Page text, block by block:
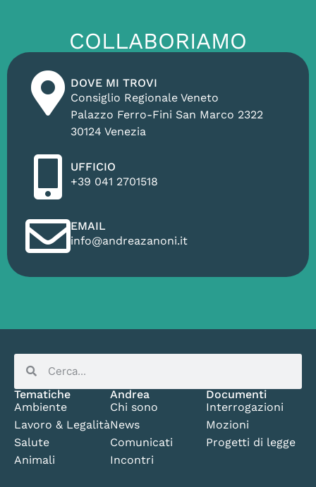
COLLABORIAMO
DOVE MI TROVI
Consiglio Regionale Veneto
Palazzo Ferro-Fini San Marco 2322
30124 Venezia
UFFICIO
+39 041 2701518
EMAIL
info@andreazanoni.it
Tematiche
Ambiente
Lavoro & Legalità
Salute
Animali
Andrea
Chi sono
News
Comunicati
Incontri
Documenti
Interrogazioni
Mozioni
Progetti di legge